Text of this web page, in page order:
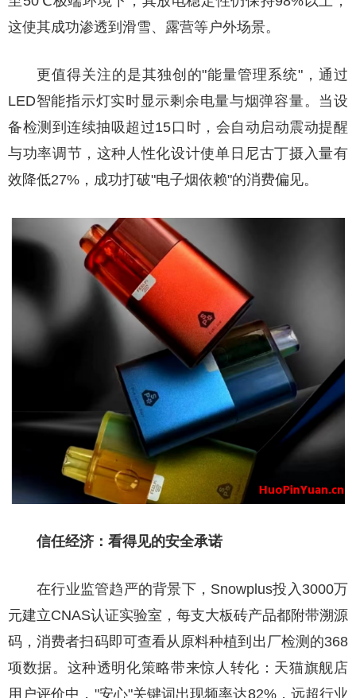
这使其成功渗透到滑雪、露营等户外场景。
更值得关注的是其独创的"能量管理系统"，通过
LED智能指示灯实时显示剩余电量与烟弹容量。当设
备检测到连续抽吸超过15口时，会自动启动震动提醒
与功率调节，这种人性化设计使单日尼古丁摄入量有
效降低27%，成功打破"电子烟依赖"的消费偏见。
信任经济：看得见的安全承诺
在行业监管趋严的背景下，Snowplus投入3000万
元建立CNAS认证实验室，每支大板砖产品都附带溯源
码，消费者扫码即可查看从原料种植到出厂检测的368
项数据。这种透明化策略带来惊人转化：天猫旗舰店
用户评价中，"安心"关键词出现频率达82%，远超行业